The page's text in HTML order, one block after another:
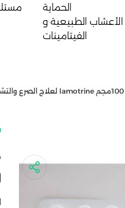
الحماية
الأعشاب الطبيعية و
الفيتامينات